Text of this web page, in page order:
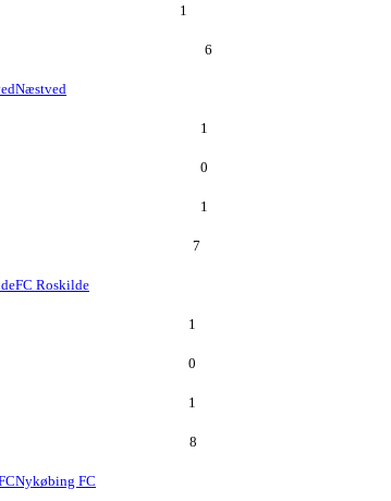
1
6
Næstved
1
0
1
7
FC Roskilde
1
0
1
8
Nykøbing FC